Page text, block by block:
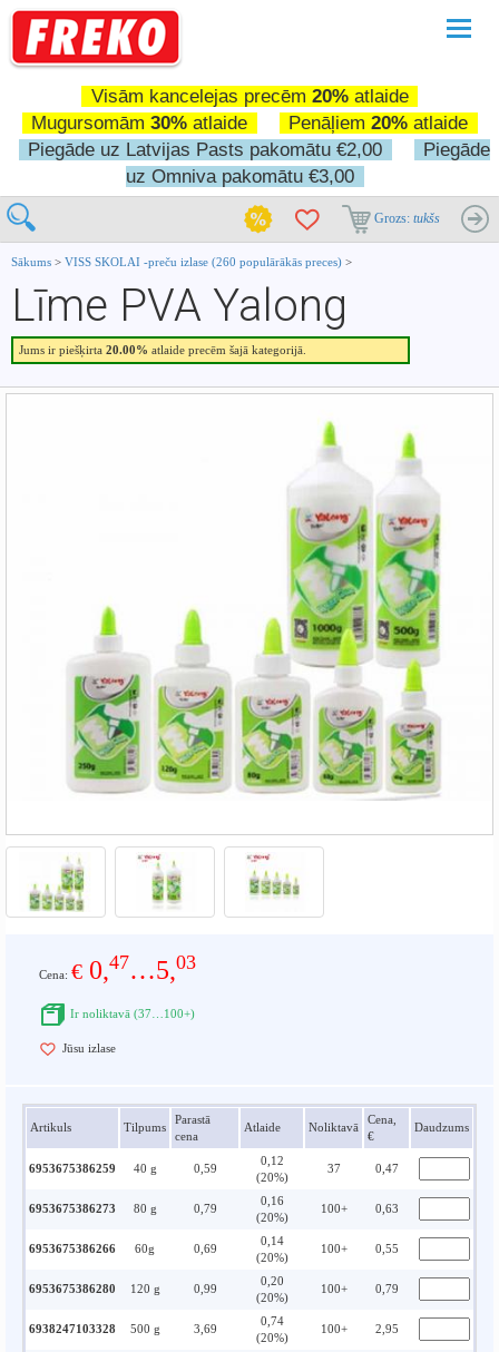
Visām kancelejas precēm 20%atlaide
Mugursomām 30% atlaide Penāļiem 20% atlaide
Piegāde uz Latvijas Pasts pakomātu €2,00
Piegāde
uz Omniva pakomātu €3,00
Grozs: tukšs
Sākums > VISS SKOLAI -preču izlase (260 populārākās preces) >
Līme PVA Yalong
Jums ir piešķirta 20.00% atlaide precēm šajā kategorijā.
Cena: € 0,47…5,03
Ir noliktavā (37…100+)
Jūsu izlase
Artikuls Tilpums
Parastā
cena
Atlaide Noliktavā
Cena,
€
Daudzums
6953675386259 40 g 0,59
0,12
(20%)
37 0,47
6953675386273 80 g 0,79
0,16
(20%)
100+ 0,63
6953675386266 60g 0,69
0,14
(20%)
100+ 0,55
6953675386280 120 g 0,99
0,20
(20%)
100+ 0,79
6938247103328 500 g 3,69
0,74
(20%)
100+ 2,95